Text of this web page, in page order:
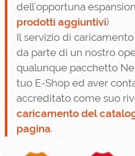
dell'opportuna
prodotti aggiuntivi)
Il servizio di
da parte di un nostro
qualunque pacchetto
tuo E-Shop ed aver
accreditato come suo
caricamento del
pagina.